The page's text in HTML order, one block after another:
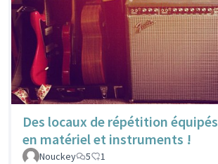
Des locaux de répétition équipés
en matériel et instruments !
Nouckey
5 1